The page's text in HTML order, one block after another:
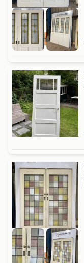
Unieke materialen
Unieke materialen